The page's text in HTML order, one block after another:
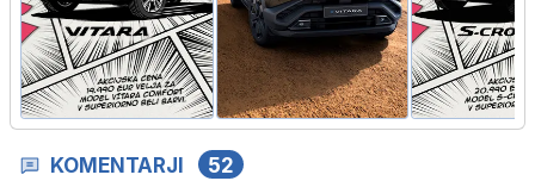
KOMENTARJI 52